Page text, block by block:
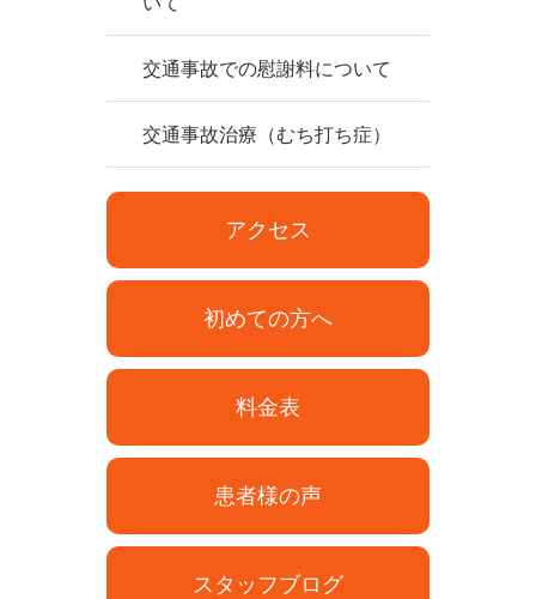
交通事故での慰謝料について
交通事故治療（むち打ち症）
アクセス
初めての方へ
料金表
患者様の声
スタッフブログ